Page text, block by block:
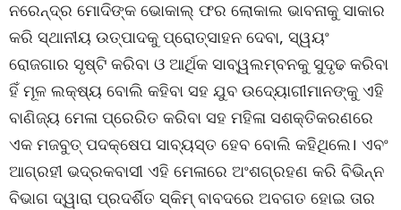
ନରେନ୍ଦ୍ର ମୋଦିଙ୍କ ଭୋକାଲ୍ ଫର ଲୋକାଲ ଭାବନାକୁ ସାକାର
କରି ସ୍ଥାନୀୟ ଉତ୍ପାଦକୁ ପ୍ରୋତ୍ସାହନ ଦେବା, ସ୍ୱୟଂ
ରୋଜଗାର ସୃଷ୍ଟି କରିବା ଓ ଆର୍ଥିକ ସାବ୍ୱଲମ୍ବନକୁ ସୁଦୃଢ କରିବା
ହିଁ ମୂଳ ଲକ୍ଷ୍ୟ ବୋଲି କହିବା ସହ ଯୁବ ଉଦ୍ୟୋଗୀମାନଙ୍କୁ ଏହି
ବାଣିଜ୍ୟ ମେଳା ପ୍ରେରିତ କରିବା ସହ ମହିଳା ସଶକ୍ତିକରଣରେ
ଏକ ମଜବୁତ୍ ପଦକ୍ଷେପ ସାବ୍ୟସ୍ତ ହେବ ବୋଲି କହିଥିଲେ। ଏବଂ
ଆଗ୍ରହୀ ଭଦ୍ରକବାସୀ ଏହି ମେଳାରେ ଅଂଶଗ୍ରହଣ କରି ବିଭିନ୍ନ
ବିଭାଗ ଦ୍ୱାରା ପ୍ରଦର୍ଶିତ ସ୍କିମ୍ ବାବଦରେ ଅବଗତ ହୋଇ ତାର